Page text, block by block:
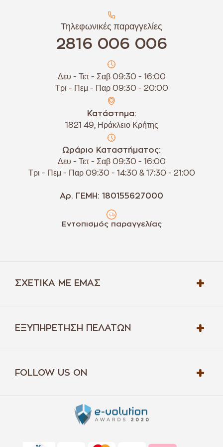
Τηλεφωνικές παραγγελίες
2816 006 006
Δευ - Τετ - Σαβ 09:30 - 16:00
Τρι - Πεμ - Παρ 09:30 - 20:00
Κατάστημα:
1821 49, Ηράκλειο Κρήτης
Ωράριο Καταστήματος:
Δευ - Τετ - Σαβ 09:30 - 16:00
Τρι - Πεμ - Παρ 09:30 - 14:30 & 17:30 - 21:00
Αρ. ΓΕΜΗ: 180155627000
Εντοπισμός παραγγελίας
ΣΧΕΤΙΚΆ ΜΕ ΕΜΆΣ
ΕΞΥΠΗΡΈΤΗΣΗ ΠΕΛΑΤΏΝ
FOLLOW US ON